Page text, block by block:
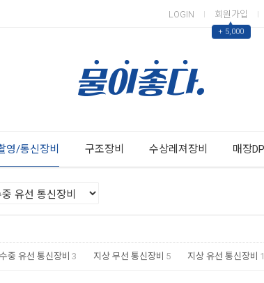
LOGIN 회원가입
▲
+ 5,000
영/통신장비 구조장비 수상레져장비 매장
수중 유선 통신장비 3 지상 무선 통신장비 5 지상 유선 통신장비